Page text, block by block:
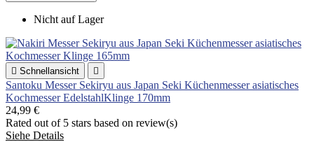
Nicht auf Lager
 Schnellansicht 
Santoku Messer Sekiryu aus Japan Seki Küchenmesser asiatisches
Kochmesser EdelstahlKlinge 170mm
24,99 €
Rated out of 5 stars based on review(s)
Siehe Details